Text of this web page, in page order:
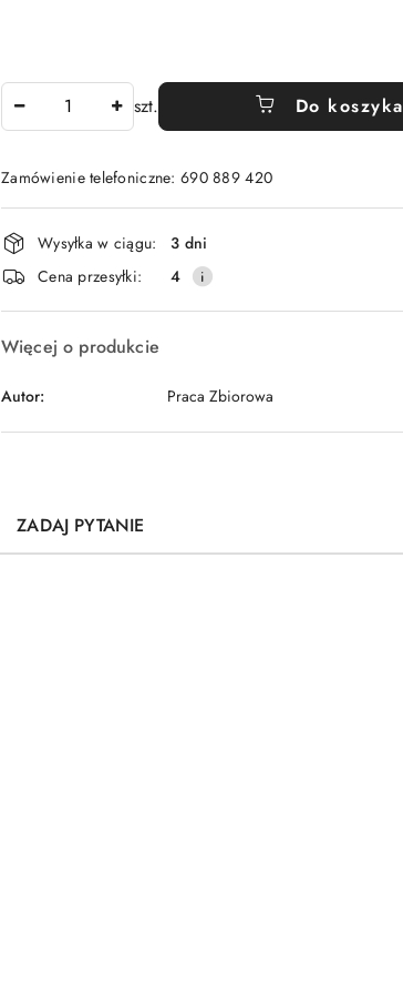
szt. Do koszyka
Zamówienie telefoniczne: 690 889 420
Dostępność
i
dostawa
Wysyłka w ciągu:
3 dni
Cena przesyłki:
4
Więcej o produkcie
Autor: Praca Zbiorowa
ZADAJ PYTANIE